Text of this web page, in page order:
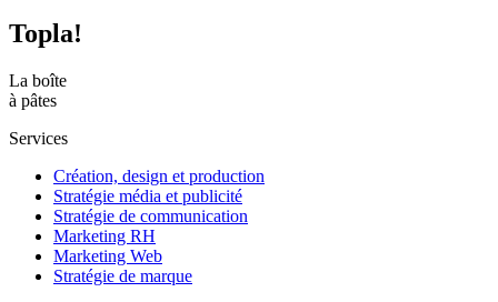
Topla!
La boîte
à pâtes
Services
Création, design et production
Stratégie média et publicité
Stratégie de communication
Marketing RH
Marketing Web
Stratégie de marque